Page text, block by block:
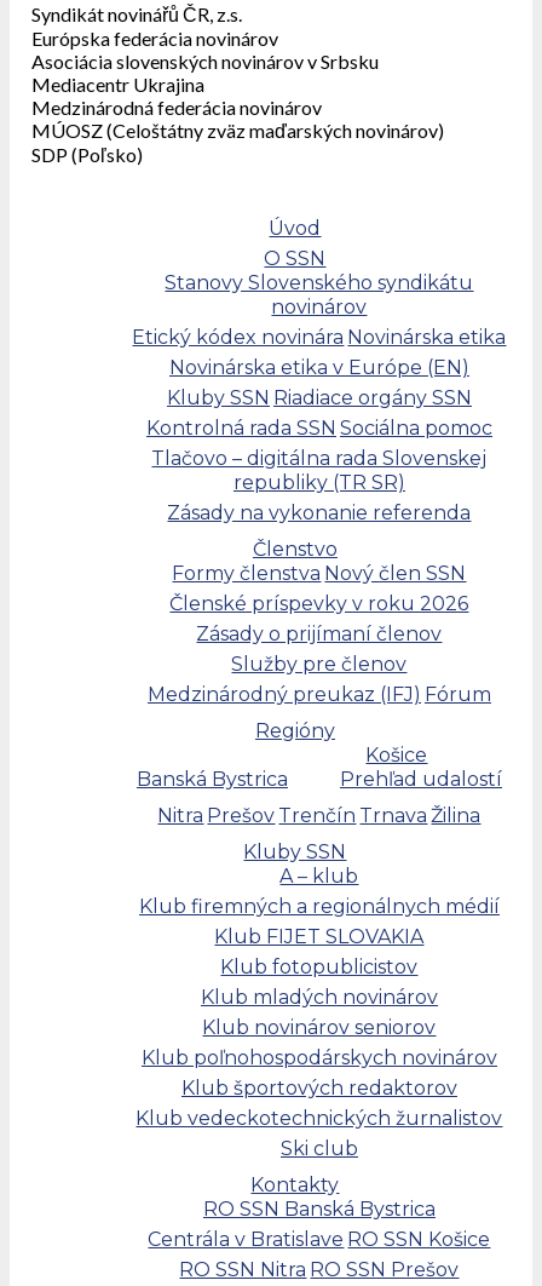
Syndikát novinářů ČR, z.s.
Európska federácia novinárov
Asociácia slovenských novinárov v Srbsku
Mediacentr Ukrajina
Medzinárodná federácia novinárov
MÚOSZ (Celoštátny zväz maďarských novinárov)
SDP (Poľsko)
Úvod
O SSN
Stanovy Slovenského syndikátu
novinárov
Etický kódex novinára Novinárska etika
Novinárska etika v Európe (EN)
Kluby SSN Riadiace orgány SSN
Kontrolná rada SSN Sociálna pomoc
Tlačovo – digitálna rada Slovenskej
republiky (TR SR)
Zásady na vykonanie referenda
Členstvo
Formy členstva Nový člen SSN
Členské príspevky v roku 2026
Zásady o prijímaní členov
Služby pre členov
Medzinárodný preukaz (IFJ) Fórum
Regióny
Banská Bystrica
Košice
Prehľad udalostí
Nitra Prešov Trenčín Trnava Žilina
Kluby SSN
A – klub
Klub firemných a regionálnych médií
Klub FIJET SLOVAKIA
Klub fotopublicistov
Klub mladých novinárov
Klub novinárov seniorov
Klub poľnohospodárskych novinárov
Klub športových redaktorov
Klub vedeckotechnických žurnalistov
Ski club
Kontakty
RO SSN Banská Bystrica
Centrála v Bratislave RO SSN Košice
RO SSN Nitra RO SSN Prešov